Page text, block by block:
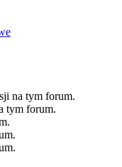
na tym forum.
tym forum.